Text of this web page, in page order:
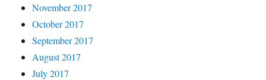
November 2017
October 2017
September 2017
August 2017
July 2017